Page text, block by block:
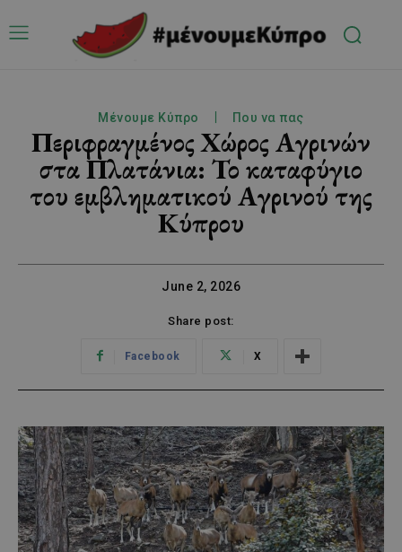
Μένουμε Κύπρο Που να πας
Περιφραγμένος Χώρος Αγρινών
στα Πλατάνια: Το καταφύγιο
του εμβληματικού Αγρινού της
Κύπρου
June 2, 2026
Share post:
Facebook X